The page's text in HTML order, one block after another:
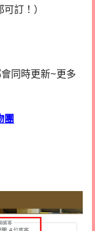
訂！）
同時更新~更多
團